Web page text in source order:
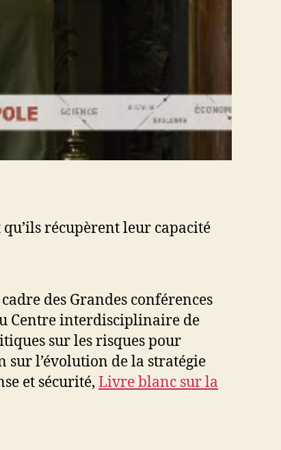
récupèrent leur capacité
des Grandes conférences
Centre interdisciplinaire de
sur les risques pour
sur l’évolution de la stratégie
et sécurité, Livre blanc sur la